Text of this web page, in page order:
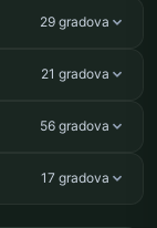
29 gradova
21 gradova
56 gradova
17 gradova